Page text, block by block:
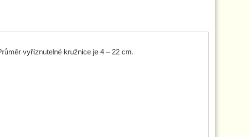
vyříznutelné kružnice je 4 – 22 cm.